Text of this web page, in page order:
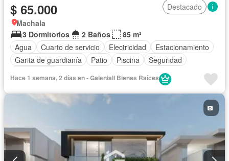
$ 65.000
Destacado
Machala
3 Dormitorios
2 Baños
85 m²
Agua
Cuarto de servicio Electricidad
Estacionamiento
Garita de guardianía
Patio Piscina
Seguridad
Hace 1 semana, 2 días en - Galeniall Bienes Raíces